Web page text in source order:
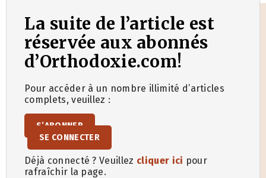
La suite de l’article est
réservée aux abonnés
d’Orthodoxie.com!
Pour accéder à un nombre illimité d’articles
complets, veuillez :
S’ABONNER
SE CONNECTER
Déjà connecté ? Veuillez cliquer ici pour
rafraîchir la page.